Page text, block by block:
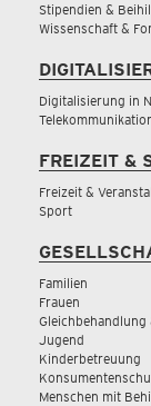
Stipendien &
Wissenschaft &
Digitalisierung in
FREIZEIT &
Freizeit &
Sport
Familien
Frauen
Jugend
Kinderbetreuung
Menschen mit